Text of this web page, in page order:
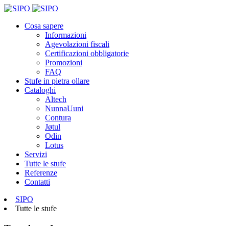
Cosa sapere
Informazioni
Agevolazioni fiscali
Certificazioni obbligatorie
Promozioni
FAQ
Stufe in pietra ollare
Cataloghi
Altech
NunnaUuni
Contura
Jøtul
Odin
Lotus
Servizi
Tutte le stufe
Referenze
Contatti
SIPO
Tutte le stufe